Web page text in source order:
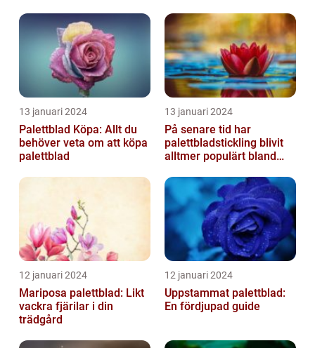
13 januari 2024
Palettblad Köpa: Allt du
behöver veta om att köpa
palettblad
13 januari 2024
På senare tid har
palettbladstickling blivit
alltmer populärt bland
12 januari 2024
Mariposa palettblad: Likt
vackra fjärilar i din
trädgård
12 januari 2024
Uppstammat palettblad:
En fördjupad guide